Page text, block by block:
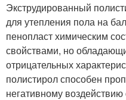
Экструдированный
для утепления пола на
пенопласт химическим
свойствами, но
отрицательных
полистирол способен
негативному